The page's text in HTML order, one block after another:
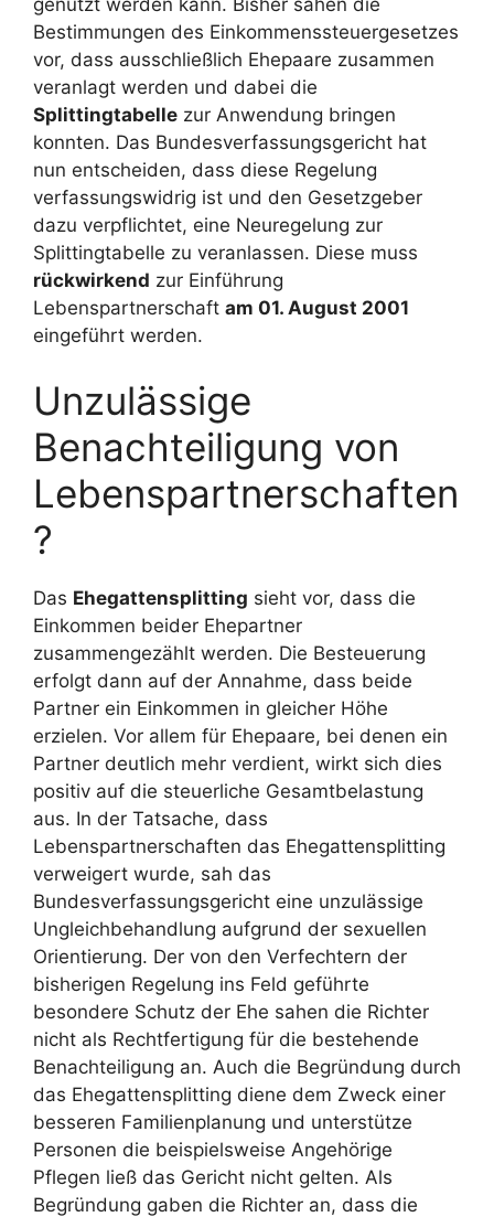
Bestimmungen des Einkommenssteuergesetzes
vor, dass ausschließlich Ehepaare zusammen
veranlagt werden und dabei die
Splittingtabelle zur Anwendung bringen
konnten. Das Bundesverfassungsgericht hat
nun entscheiden, dass diese Regelung
verfassungswidrig ist und den Gesetzgeber
dazu verpflichtet, eine Neuregelung zur
Splittingtabelle zu veranlassen. Diese muss
rückwirkend zur Einführung
Lebenspartnerschaft am 01. August 2001
eingeführt werden.
Unzulässige
Benachteiligung von
Lebenspartnerschaften
?
Das Ehegattensplitting sieht vor, dass die
Einkommen beider Ehepartner
zusammengezählt werden. Die Besteuerung
erfolgt dann auf der Annahme, dass beide
Partner ein Einkommen in gleicher Höhe
erzielen. Vor allem für Ehepaare, bei denen ein
Partner deutlich mehr verdient, wirkt sich dies
positiv auf die steuerliche Gesamtbelastung
aus. In der Tatsache, dass
Lebenspartnerschaften das Ehegattensplitting
verweigert wurde, sah das
Bundesverfassungsgericht eine unzulässige
Ungleichbehandlung aufgrund der sexuellen
Orientierung. Der von den Verfechtern der
bisherigen Regelung ins Feld geführte
besondere Schutz der Ehe sahen die Richter
nicht als Rechtfertigung für die bestehende
Benachteiligung an. Auch die Begründung durch
das Ehegattensplitting diene dem Zweck einer
besseren Familienplanung und unterstütze
Personen die beispielsweise Angehörige
Pflegen ließ das Gericht nicht gelten. Als
Begründung gaben die Richter an, dass die